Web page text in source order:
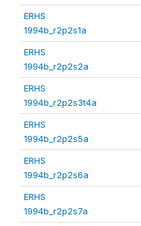
ERHS
1994b_r2p2s1a
ERHS
1994b_r2p2s2a
ERHS
1994b_r2p2s3t4a
ERHS
1994b_r2p2s5a
ERHS
1994b_r2p2s6a
ERHS
1994b_r2p2s7a